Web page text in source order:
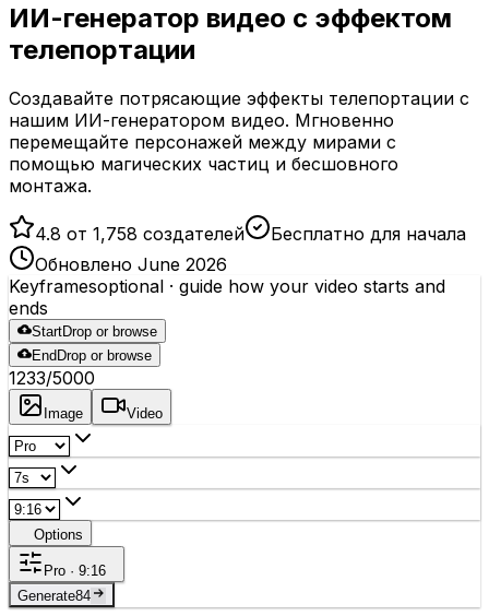
ИИ-генератор видео с эффектом
телепортации
Создавайте потрясающие эффекты телепортации с
нашим ИИ-генератором видео. Мгновенно
перемещайте персонажей между мирами с
помощью магических частиц и бесшовного
монтажа.
4.8 от 1,758 создателей
Бесплатно для начала
Обновлено June 2026
Keyframesoptional · guide how your video starts and
ends
StartDrop or browse
End Drop or browse
1233/5000
Image Video
Options
Pro · 9:16
Generate84